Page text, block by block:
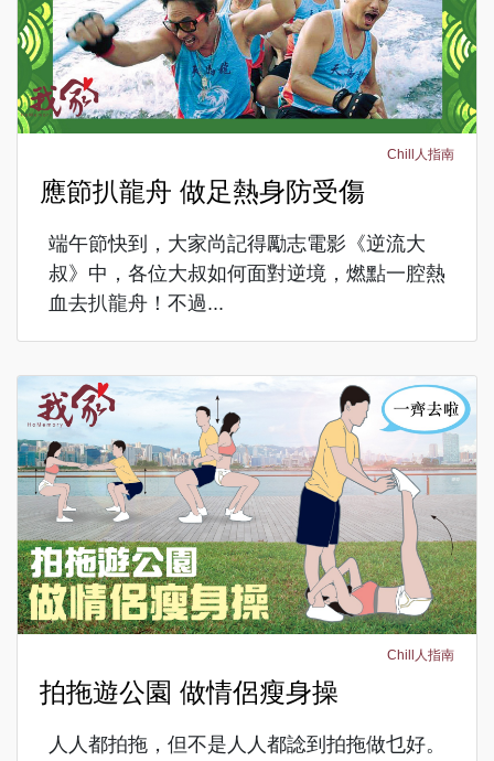
Chill人指南
應節扒龍舟 做足熱身防受傷
端午節快到，大家尚記得勵志電影《逆流大
叔》中，各位大叔如何面對逆境，燃點一腔熱
血去扒龍舟！不過...
Chill人指南
拍拖遊公園 做情侶瘦身操
人人都拍拖，但不是人人都諗到拍拖做乜好。